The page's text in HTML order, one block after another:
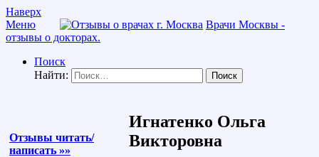
Наверх
Меню
Врачи Москвы -
отзывы о докторах.
Поиск
Найти:
Отзывы читать/
написать »»
Игнатенко Ольга
Викторовна